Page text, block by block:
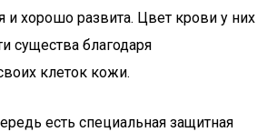
и хорошо развита. Цвет крови у них
существа благодаря
клеток кожи.
есть специальная защитная